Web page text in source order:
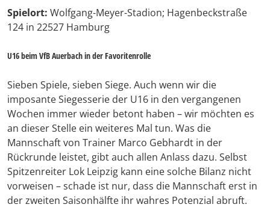
Spielort: Wolfgang-Meyer-Stadion; Hagenbeckstraße
124 in 22527 Hamburg
U16 beim VfB Auerbach in der Favoritenrolle
Sieben Spiele, sieben Siege. Auch wenn wir die
imposante Siegesserie der U16 in den vergangenen
Wochen immer wieder betont haben – wir möchten es
an dieser Stelle ein weiteres Mal tun. Was die
Mannschaft von Trainer Marco Gebhardt in der
Rückrunde leistet, gibt auch allen Anlass dazu. Selbst
Spitzenreiter Lok Leipzig kann eine solche Bilanz nicht
vorweisen – schade ist nur, dass die Mannschaft erst in
der zweiten Saisonhälfte ihr wahres Potenzial abruft.